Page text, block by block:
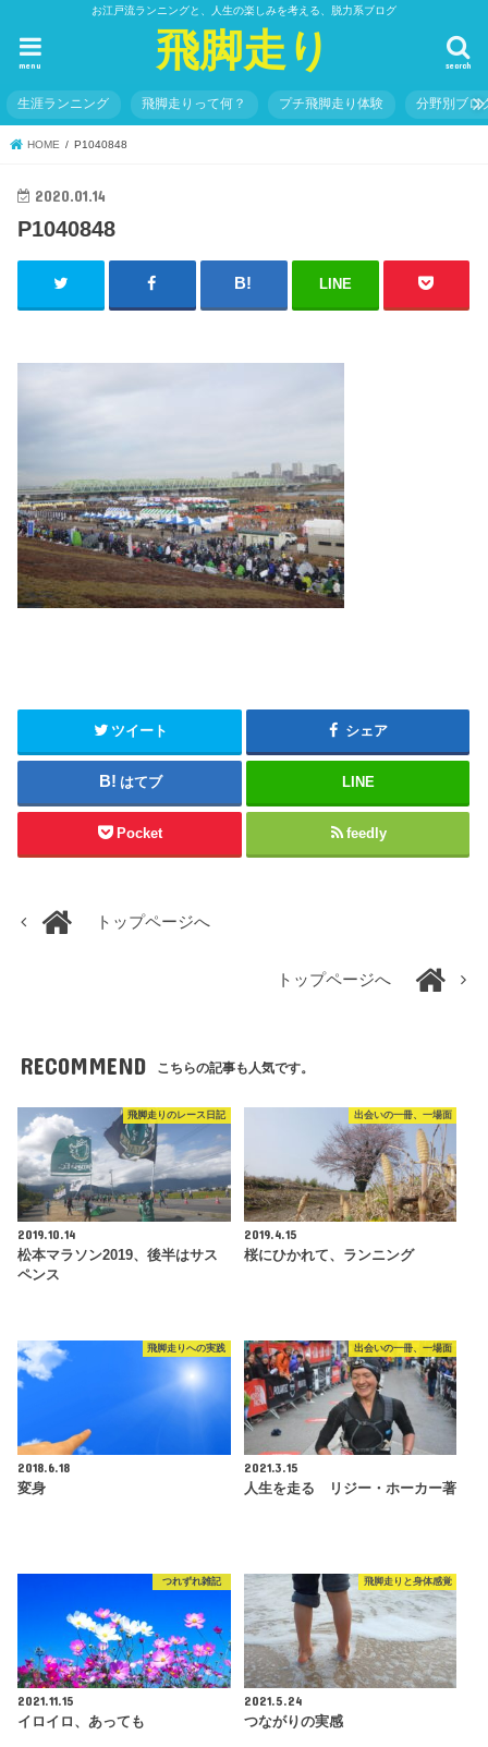
お江戸流ランニングと、人生の楽しみを考える、脱力系ブログ
飛脚走り search
menu
生涯ランニング 飛脚走りって何？ プチ飛脚走り体験 分野別ブロ
HOME P1040848
2020.01.14
P1040848
LINE
ツイート シェア
はてブ LINE
Pocket feedly
トップページへ
トップページへ
RECOMMEND こちらの記事も人気です。
飛脚走りのレース日記
2019.10.14
松本マラソン2019、後半はサス
ペンス
出会いの一冊、一場面
2019.4.15
桜にひかれて、ランニング
飛脚走りへの実践
2018.6.18
変身
出会いの一冊、一場面
2021.3.15
人生を走る リジー・ホーカー著
つれずれ雑記
2021.11.15
イロイロ、あっても
飛脚走りと身体感覚
2021.5.24
つながりの実感